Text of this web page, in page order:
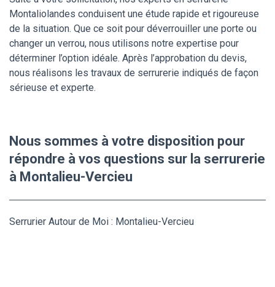
Montaliolandes conduisent une étude rapide et rigoureuse
de la situation. Que ce soit pour déverrouiller une porte ou
changer un verrou, nous utilisons notre expertise pour
déterminer l’option idéale. Après l’approbation du devis,
nous réalisons les travaux de serrurerie indiqués de façon
sérieuse et experte.
Nous sommes à votre disposition pour
répondre à vos questions sur la serrurerie
à Montalieu-Vercieu
Serrurier Autour de Moi : Montalieu-Vercieu